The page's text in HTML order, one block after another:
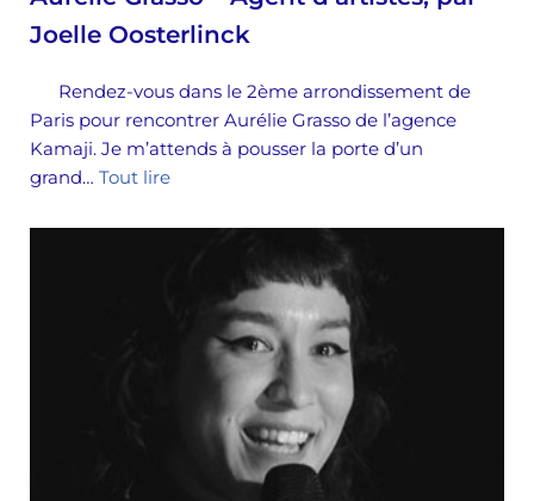
Joelle Oosterlinck
Rendez-vous dans le 2ème arrondissement de
Paris pour rencontrer Aurélie Grasso de l’agence
Kamaji. Je m’attends à pousser la porte d’un
grand… Tout lire